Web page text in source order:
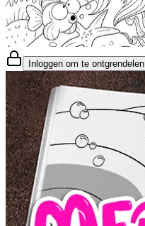
Inloggen om te ontgrendelen